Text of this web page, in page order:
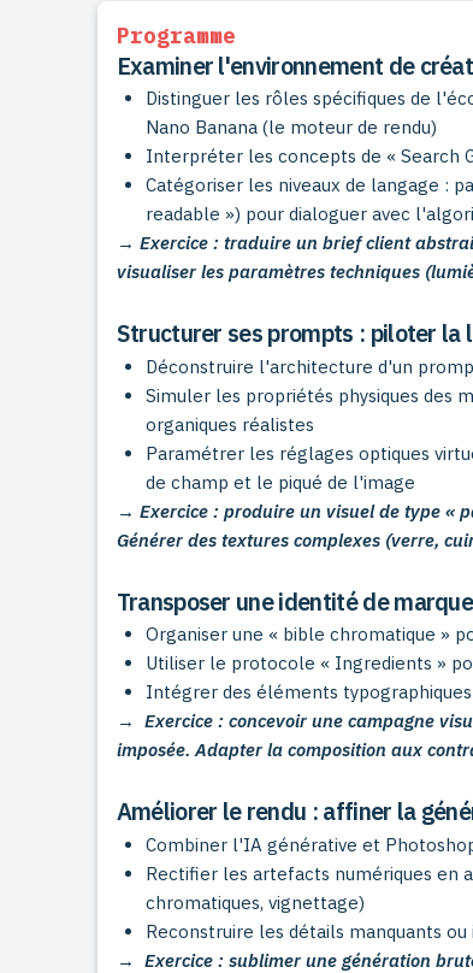
Programme
Examiner l'environnement de
Distinguer les rôles spécifiques de
Nano Banana (le moteur de rendu)
Interpréter les concepts de « Search
Catégoriser les niveaux de langage :
readable ») pour dialoguer avec
→ Exercice : traduire un brief client
visualiser les paramètres techniques
Structurer ses prompts : piloter la
Déconstruire l'architecture d'un
Simuler les propriétés physiques des
organiques réalistes
Paramétrer les réglages optiques
de champ et le piqué de l'image
→ Exercice : produire un visuel de type «
Générer des textures complexes (verre,
Transposer une identité de
Organiser une « bible chromatique »
Utiliser le protocole « Ingredients »
Intégrer des éléments typographiques
→ Exercice : concevoir une campagne
imposée. Adapter la composition aux
Améliorer le rendu : affiner la
Combiner l'IA générative et
Rectifier les artefacts numériques en
chromatiques, vignettage)
Reconstruire les détails manquants
→ Exercice : sublimer une génération